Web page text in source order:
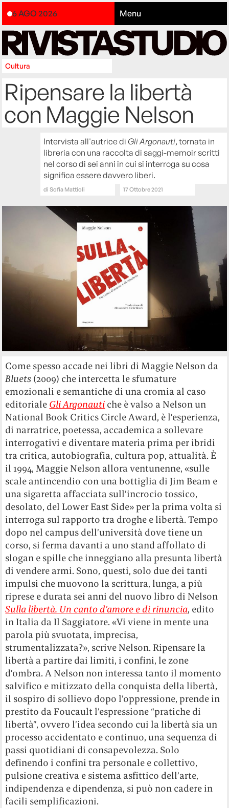
6 AGO 2026 Menu
Cultura
Ripensare la libertà
con Maggie Nelson
Intervista all'autrice di Gli Argonauti, tornata in
libreria con una raccolta di saggi-memoir scritti
nel corso di sei anni in cui si interroga su cosa
significa essere davvero liberi.
diSofia Mattioli 17 Ottobre 2021
Come spesso accade nei libri di Maggie Nelson da
Bluets (2009) che intercetta le sfumature
emozionali e semantiche di una cromia al caso
editoriale Gli Argonauti che è valso a Nelson un
National Book Critics Circle Award, è l’esperienza,
di narratrice, poetessa, accademica a sollevare
interrogativi e diventare materia prima per ibridi
tra critica, autobiografia, cultura pop, attualità. È
il 1994, Maggie Nelson allora ventunenne, «sulle
scale antincendio con una bottiglia di Jim Beam e
una sigaretta affacciata sull’incrocio tossico,
desolato, del Lower East Side» per la prima volta si
interroga sul rapporto tra droghe e libertà. Tempo
dopo nel campus dell’università dove tiene un
corso, si ferma davanti a uno stand affollato di
slogan e spille che inneggiano alla presunta libertà
di vendere armi. Sono, questi, solo due dei tanti
impulsi che muovono la scrittura, lunga, a più
riprese e durata sei anni del nuovo libro di Nelson
Sulla libertà. Un canto d’amore e di rinuncia, edito
in Italia da Il Saggiatore. «Vi viene in mente una
parola più svuotata, imprecisa,
strumentalizzata?», scrive Nelson. Ripensare la
libertà a partire dai limiti, i confini, le zone
d’ombra. A Nelson non interessa tanto il momento
salvifico e mitizzato della conquista della libertà,
il sospiro di sollievo dopo l’oppressione, prende in
prestito da Foucault l’espressione “pratiche di
libertà”, ovvero l’idea secondo cui la libertà sia un
processo accidentato e continuo, una sequenza di
passi quotidiani di consapevolezza. Solo
definendo i confini tra personale e collettivo,
pulsione creativa e sistema asfittico dell’arte,
indipendenza e dipendenza, si può non cadere in
facili semplificazioni.